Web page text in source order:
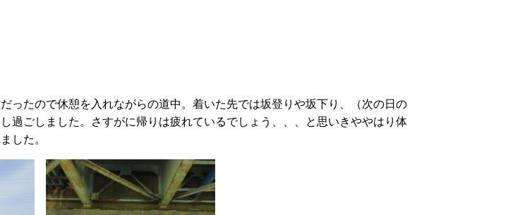
ったので休憩を入れながらの道中。着いた先では坂登りや坂下り、（次の日の
過ごしました。さすがに帰りは疲れているでしょう、、、と思いきややはり体
した。